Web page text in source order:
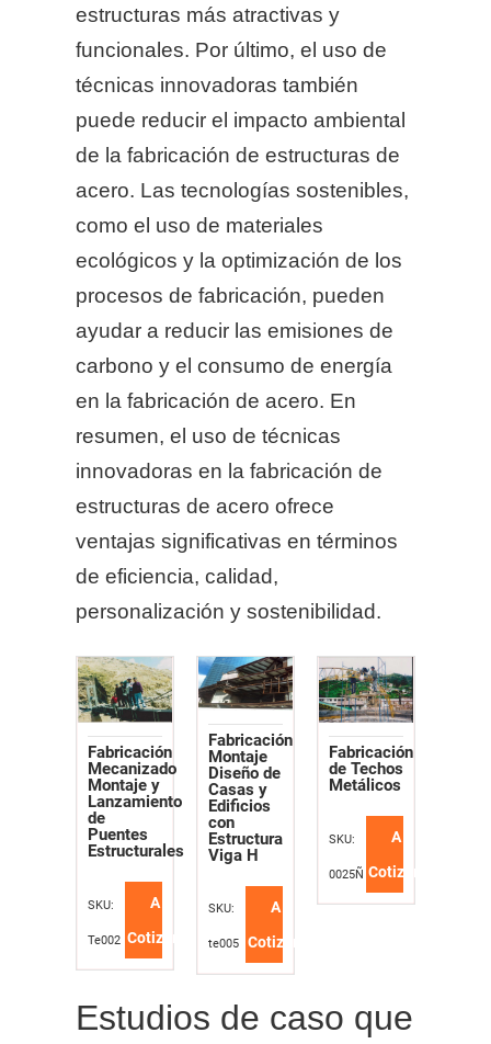
estructuras más atractivas y
funcionales. Por último, el uso de
técnicas innovadoras también
puede reducir el impacto ambiental
de la fabricación de estructuras de
acero. Las tecnologías sostenibles,
como el uso de materiales
ecológicos y la optimización de los
procesos de fabricación, pueden
ayudar a reducir las emisiones de
carbono y el consumo de energía
en la fabricación de acero. En
resumen, el uso de técnicas
innovadoras en la fabricación de
estructuras de acero ofrece
ventajas significativas en términos
de eficiencia, calidad,
personalización y sostenibilidad.
Fabricación
Mecanizado
Montaje y
Lanzamiento
de
Puentes
Estructurales
SKU:
Te002
A
Cotizar
Fabricación
Montaje
Diseño de
Casas y
Edificios
con
Estructura
Viga H
SKU:
te005
A
Cotizar
Fabricación
de Techos
Metálicos
SKU:
0025Ñ
A
Cotizar
Estudios de caso que